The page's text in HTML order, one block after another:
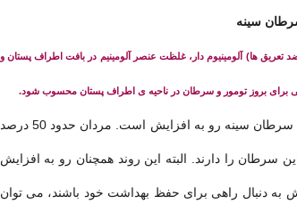
سینه
تعریق ها) آلومینیوم دار، غلظت عنصر آلومینیم در بافت اطراف پستان و
برای بروز تومور و سرطان در ناحیه ی اطراف پستان محسوب شود.
متاسفانه امروزه آمار مبتلایان به سرطان سینه رو به افزایش است. مردان حدود 50 درصد
به این سرطان را دارند. البته این روند همچنان رو به افزایش
به دنبال راهی برای حفظ بهداشت خود باشند، می توان